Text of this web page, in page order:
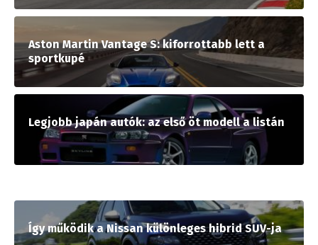
Aston Martin Vantage S: kiforrottabb lett a
sportkupé
Legjobb japán autók: az első öt modell a listán
Így működik a Nissan különleges hibrid SUV-ja